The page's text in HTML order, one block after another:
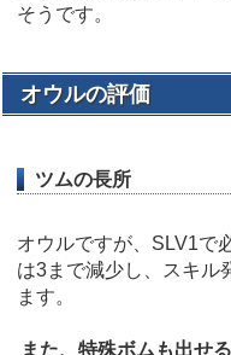
そうです。
オウルの評価
ツムの長所
オウルですが、SLV1で
は3まで減少し、スキル
ます。
また、特殊ボムも出せ